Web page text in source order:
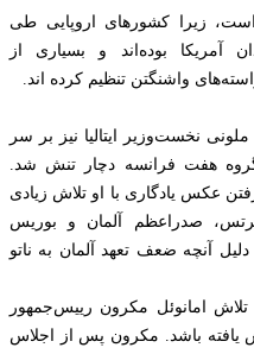
زیرا کشورهای اروپایی طی
آمریکا بوده‌اند و بسیاری از
واشنگتن تنظیم کرده‌ اند.
نخست‌وزیر ایتالیا نیز بر سر
هفت فرانسه دچار تنش شد.
عکس یادگاری با او تلاش زیادی
صدراعظم آلمان و بوریس
آنچه ضعف تعهد آلمان به ناتو
امانوئل مکرون رییس‌جمهور
یافته باشد. مکرون پس از اجلاس